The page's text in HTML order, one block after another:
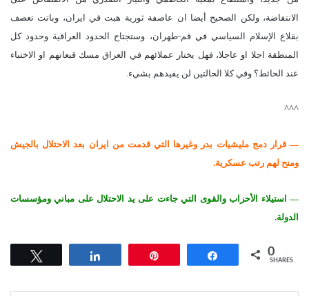
الانتفاضة، ولكن الصحيح أيضا ان عاصفة ثورية هبت في ايران، وباتت تعصف
بقلاع الإسلام السياسي في قم-طهران، وستجتاح الحدود العراقية وحدود كل
المنطقة اجلا او عاجلا، فهل يختار عملائهم في العراق مسك قبعاتهم او الاختباء
عند الحائط؟ وفي كلا الحالتين لن يفيدهم بشيء.
^^^
— قرار دمج مليشيات بدر وغيرها التي قدمت من ايران بعد الاحتلال بالجيش
ومنح لهم رتب عسكرية.
— استيلاء الأحزاب والقوى التي جاءت على يد الاحتلال على مباني ومؤسسات
الدولة.
Share 0
SHARES